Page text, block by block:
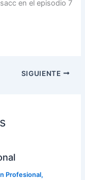
en el episodio 7
SIGUIENTE
Profesional,